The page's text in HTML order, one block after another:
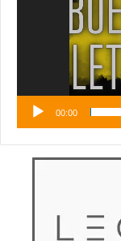
00:00